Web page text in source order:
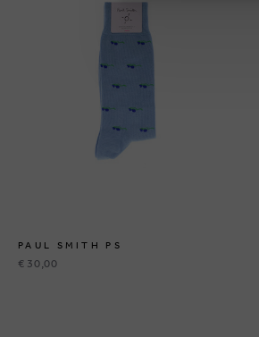
PAUL SMITH PS
€ 30,00